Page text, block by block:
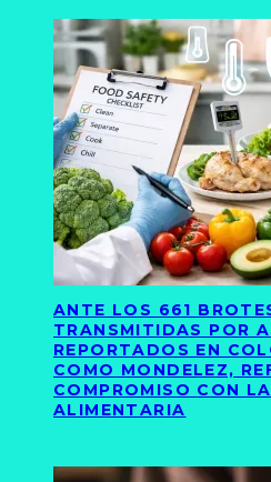
ANTE LOS 661
TRANSMITIDAS POR
REPORTADOS EN
COMO MONDELEZ,
COMPROMISO CON
ALIMENTARIA